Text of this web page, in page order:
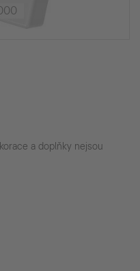
a doplňky nejsou